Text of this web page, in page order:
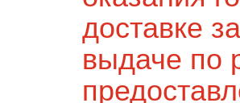
доставке
выдаче по